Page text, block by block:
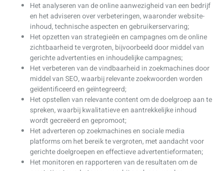
Het analyseren van de online aanwezigheid van een bedrijf
en het adviseren over verbeteringen, waaronder website-
inhoud, technische aspecten en gebruikerservaring;
Het opzetten van strategieën en campagnes om de online
zichtbaarheid te vergroten, bijvoorbeeld door middel van
gerichte advertenties en inhoudelijke campagnes;
Het verbeteren van de vindbaarheid in zoekmachines door
middel van SEO, waarbij relevante zoekwoorden worden
geïdentificeerd en geïntegreerd;
Het opstellen van relevante content om de doelgroep aan te
spreken, waarbij kwalitatieve en aantrekkelijke inhoud
wordt gecreëerd en gepromoot;
Het adverteren op zoekmachines en sociale media
platforms om het bereik te vergroten, met aandacht voor
gerichte doelgroepen en effectieve advertentieformaten;
Het monitoren en rapporteren van de resultaten om de